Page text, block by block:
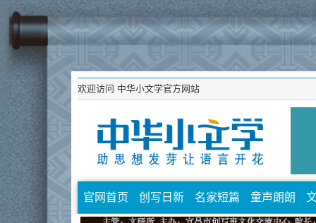
欢迎访问 中华小文学官方网站
官网首页 创写日新 名家短篇 童声朗朗